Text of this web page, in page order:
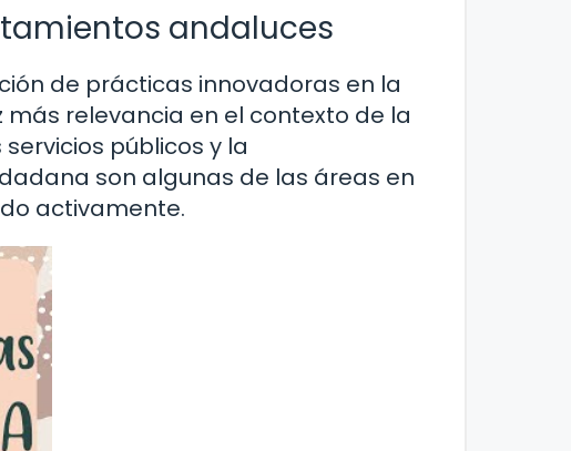
andaluces
de prácticas innovadoras en la
relevancia en el contexto de la
públicos y la
son algunas de las áreas en
activamente.